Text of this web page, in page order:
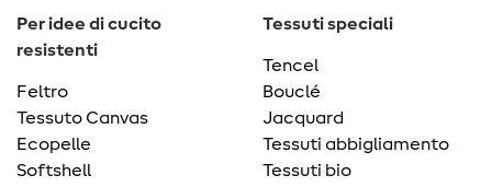
Per idee di cucito
resistenti
Feltro
Tessuto Canvas
Ecopelle
Softshell
Tessuti speciali
Tencel
Bouclé
Jacquard
Tessuti abbigliamento
Tessuti bio